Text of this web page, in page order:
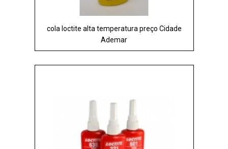
cola loctite alta temperatura preço Cidade
Ademar